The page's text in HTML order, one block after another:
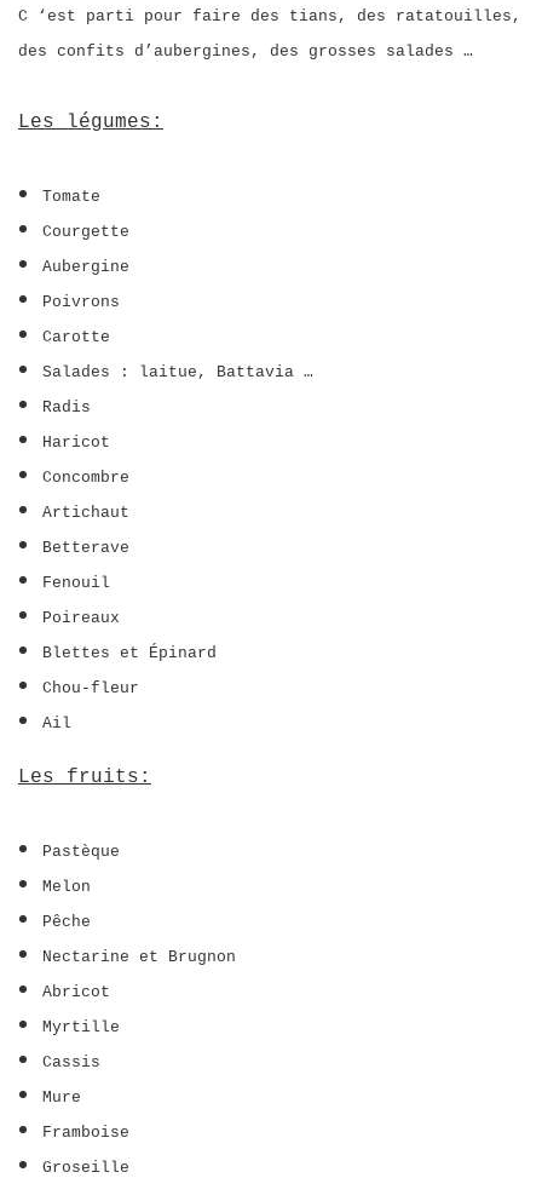
C ‘est parti pour faire des tians, des ratatouilles,
des confits d’aubergines, des grosses salades …
Les légumes:
Tomate
Courgette
Aubergine
Poivrons
Carotte
Salades : laitue, Battavia …
Radis
Haricot
Concombre
Artichaut
Betterave
Fenouil
Poireaux
Blettes et Épinard
Chou-fleur
Ail
Les fruits:
Pastèque
Melon
Pêche
Nectarine et Brugnon
Abricot
Myrtille
Cassis
Mure
Framboise
Groseille